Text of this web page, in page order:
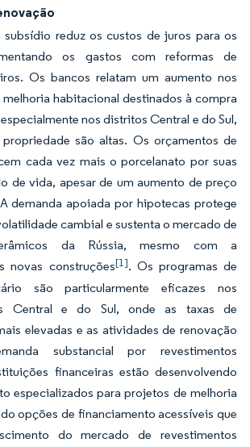
reduz os custos de juros para os
os gastos com reformas de
Os bancos relatam um aumento nos
habitacional destinados à compra
nos distritos Central e do Sul,
são altas. Os orçamentos de
cada vez mais o porcelanato por suas
de vida, apesar de um aumento de preço
demanda apoiada por hipotecas protege
cambial e sustenta o mercado de
da Rússia, mesmo com a
novas construções[1]. Os programas de
são particularmente eficazes nos
Central e do Sul, onde as taxas de
elevadas e as atividades de renovação
substancial por revestimentos
financeiras estão desenvolvendo
especializados para projetos de melhoria
opções de financiamento acessíveis que
do mercado de revestimentos